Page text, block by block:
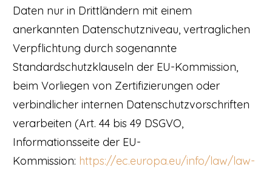
Daten nur in Drittländern mit einem
anerkannten Datenschutzniveau, vertraglichen
Verpflichtung durch sogenannte
Standardschutzklauseln der EU-Kommission,
beim Vorliegen von Zertifizierungen oder
verbindlicher internen Datenschutzvorschriften
verarbeiten (Art. 44 bis 49 DSGVO,
Informationsseite der EU-
Kommission: https://ec.europa.eu/info/law/law-